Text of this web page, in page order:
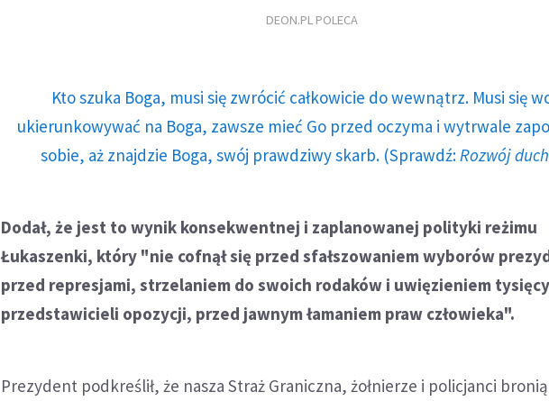
DEON.PL POLECA
Kto szuka Boga, musi się zwrócić całkowicie do wewnątrz. Musi się
ukierunkowywać na Boga, zawsze mieć Go przed oczyma i wytrwale
sobie, aż znajdzie Boga, swój prawdziwy skarb. (Sprawdź: Rozwój
Dodał, że jest to wynik konsekwentnej i zaplanowanej polityki reżimu
Łukaszenki, który "nie cofnął się przed sfałszowaniem wyborów
przed represjami, strzelaniem do swoich rodaków i uwięzieniem
przedstawicieli opozycji, przed jawnym łamaniem praw człowieka".
Prezydent podkreślił, że nasza Straż Graniczna, żołnierze i policjanci